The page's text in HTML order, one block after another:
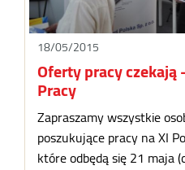
18/05/2015
Oferty pracy czekają
Pracy
Zapraszamy wszystkie
poszukujące pracy na XI
które odbędą się 21 maja